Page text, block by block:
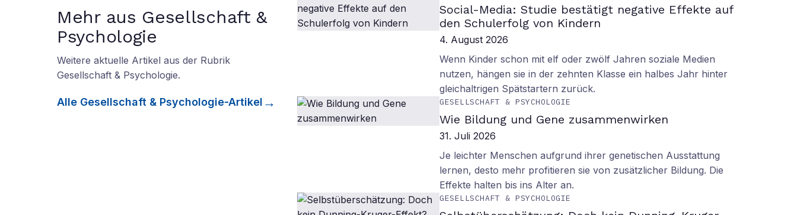
Mehr aus Gesellschaft &
Psychologie
Weitere aktuelle Artikel aus der Rubrik
Gesellschaft & Psychologie.
Alle Gesellschaft & Psychologie-Artikel
Social-Media: Studie bestätigt negative Effekte auf
den Schulerfolg von Kindern
4. August 2026
Wenn Kinder schon mit elf oder zwölf Jahren soziale Medien
nutzen, hängen sie in der zehnten Klasse ein halbes Jahr hinter
gleichaltrigen Spätstartern zurück.
GESELLSCHAFT & PSYCHOLOGIE
Wie Bildung und Gene zusammenwirken
31. Juli 2026
Je leichter Menschen aufgrund ihrer genetischen Ausstattung
lernen, desto mehr profitieren sie von zusätzlicher Bildung. Die
Effekte halten bis ins Alter an.
GESELLSCHAFT & PSYCHOLOGIE